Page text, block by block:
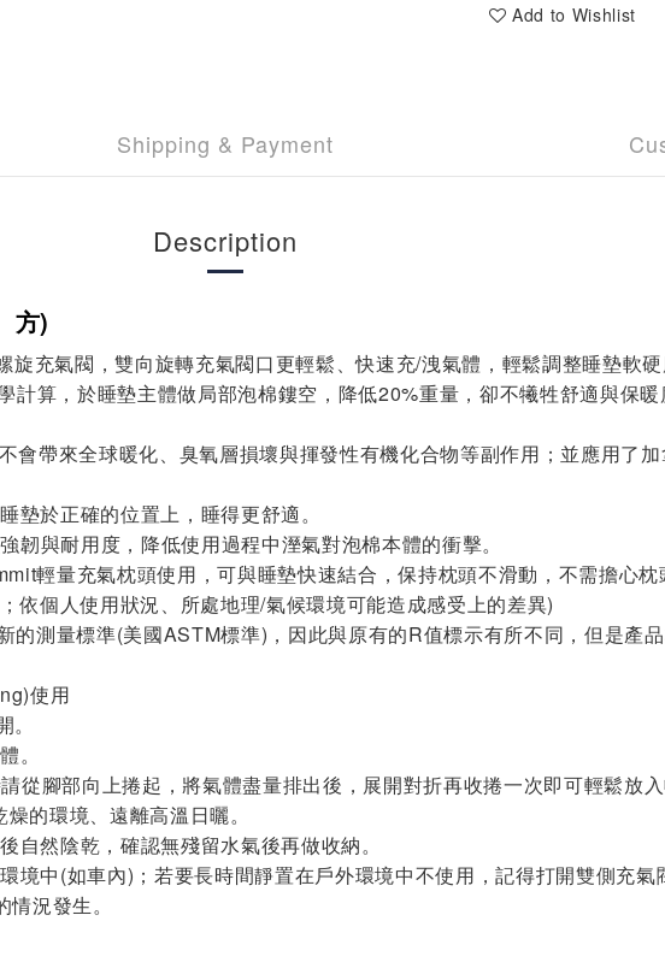
Add to Wishlist
Shipping & Payment
Description
方)
充氣閥，雙向旋轉充氣閥口更輕鬆、快速充/洩氣體，輕鬆調整睡墊軟硬
算，於睡墊主體做局部泡棉鏤空，降低20%重量，卻不犧牲舒適與保暖
會帶來全球暖化、臭氧層損壞與揮發性有機化合物等副作用；並應用了
墊於正確的位置上，睡得更舒適。
與耐用度，降低使用過程中溼氣對泡棉本體的衝擊。
輕量充氣枕頭使用，可與睡墊快速結合，保持枕頭不滑動，不需擔心枕
依個人使用狀況、所處地理/氣候環境可能造成感受上的差異)
測量標準(美國ASTM標準)，因此與原有的R值標示有所不同，但是產
使用
。
腳部向上捲起，將氣體盡量排出後，展開對折再收捲一次即可輕鬆放入
的環境、遠離高溫日曬。
然陰乾，確認無殘留水氣後再做收納。
境中(如車內)；若要長時間靜置在戶外環境中不使用，記得打開雙側充
況發生。